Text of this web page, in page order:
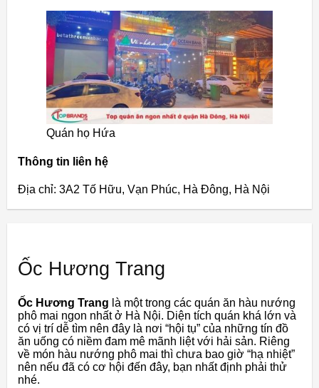
Quán họ Hứa
Thông tin liên hệ
Địa chỉ: 3A2 Tố Hữu, Vạn Phúc, Hà Đông, Hà Nội
Ốc Hương Trang
Ốc Hương Trang là một trong các quán ăn hàu nướng
phô mai ngon nhất ở Hà Nội. Diện tích quán khá lớn và
có vị trí dễ tìm nên đây là nơi “hội tụ” của những tín đồ
ăn uống có niềm đam mê mãnh liệt với hải sản. Riêng
về món hàu nướng phô mai thì chưa bao giờ “hạ nhiệt”
nên nếu đã có cơ hội đến đây, bạn nhất định phải thử
nhé.